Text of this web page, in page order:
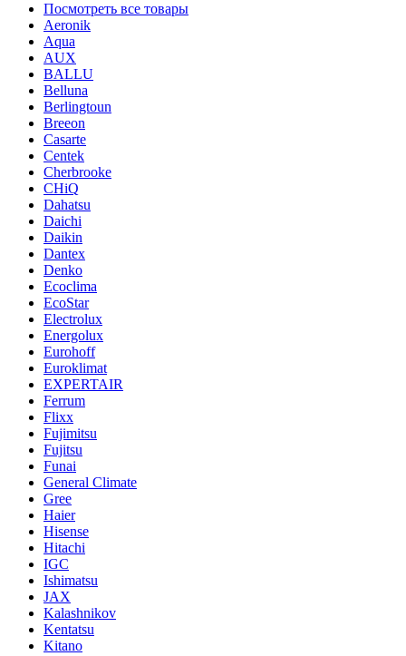
Посмотреть все товары
Aeronik
Aqua
AUX
BALLU
Belluna
Berlingtoun
Breeon
Casarte
Centek
Cherbrooke
CHiQ
Dahatsu
Daichi
Daikin
Dantex
Denko
Ecoclima
EcoStar
Electrolux
Energolux
Eurohoff
Euroklimat
EXPERTAIR
Ferrum
Flixx
Fujimitsu
Fujitsu
Funai
General Climate
Gree
Haier
Hisense
Hitachi
IGC
Ishimatsu
JAX
Kalashnikov
Kentatsu
Kitano